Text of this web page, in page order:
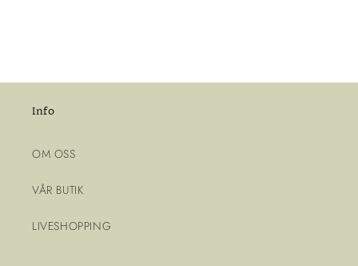
Info
OM OSS
VÅR BUTIK
LIVESHOPPING